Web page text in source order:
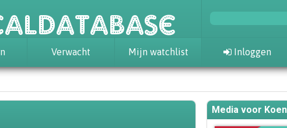
Verwacht Mijn watchlist Inloggen
Media voor